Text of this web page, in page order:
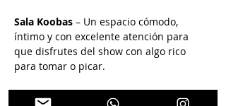
Sala Koobas – Un espacio cómodo,
íntimo y con excelente atención para
que disfrutes del show con algo rico
para tomar o picar.
Entrada gratuita
– Porque creemos que